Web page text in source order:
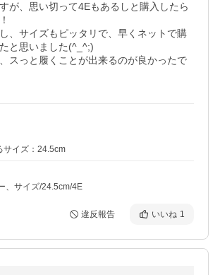
が、思い切って4Eもあるしと購入したら
、サイズもピッタリで、早くネットで購
と思いました(^_^;)
スっと履くことが出来るのが良かったで
サイズ：24.5cm
、サイズ/24.5cm/4E
違反報告 いいね 1